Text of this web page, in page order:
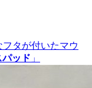
タが付いたマウ
パッド 」